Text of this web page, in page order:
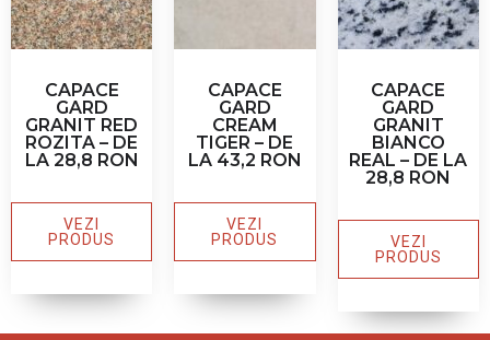
CAPACE
GARD
GRANIT RED
ROZITA – DE
LA 28,8 RON
VEZI
PRODUS
CAPACE
GARD
CREAM
TIGER – DE
LA 43,2 RON
VEZI
PRODUS
CAPACE
GARD
GRANIT
BIANCO
REAL – DE LA
28,8 RON
VEZI
PRODUS